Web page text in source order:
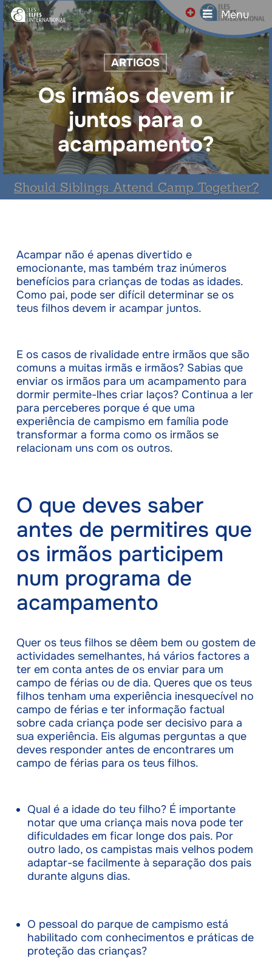
Skip
to
main
content
Menu
ARTIGOS
Os irmãos devem ir
juntos para o
acampamento?
Acampar não é apenas divertido e
emocionante, mas também traz inúmeros
benefícios para crianças de todas as idades.
Como pai, pode ser difícil determinar se os
teus filhos devem ir acampar juntos.
E os casos de rivalidade entre irmãos que são
comuns a muitas irmãs e irmãos? Sabias que
enviar os irmãos para um acampamento para
dormir permite-lhes criar laços? Continua a ler
para perceberes porque é que uma
experiência de campismo em família pode
transformar a forma como os irmãos se
relacionam uns com os outros.
O que deves saber
antes de permitires que
os irmãos participem
num programa de
acampamento
Quer os teus filhos se dêem bem ou gostem de
actividades semelhantes, há vários factores a
ter em conta antes de os enviar para um
campo de férias ou de dia. Queres que os teus
filhos tenham uma experiência inesquecível no
campo de férias e ter informação factual
sobre cada criança pode ser decisivo para a
sua experiência. Eis algumas perguntas a que
deves responder antes de encontrares um
campo de férias para os teus filhos.
Qual é a idade do teu filho? É importante
notar que uma criança mais nova pode ter
dificuldades em ficar longe dos pais. Por
outro lado, os campistas mais velhos podem
adaptar-se facilmente à separação dos pais
durante alguns dias.
O pessoal do parque de campismo está
habilitado com conhecimentos e práticas de
proteção das crianças?
Close
Menu